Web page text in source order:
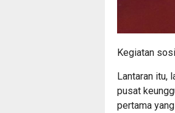
Kegiatan
Lantaran itu,
pusat
pertama